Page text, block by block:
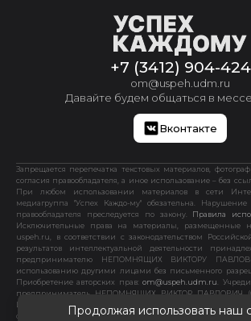
Продолжая использовать наш
+7 (3412) 904-424
om@uspeh.udm.ru
Давайте будем общаться в
Вконтакте
Запрещается перепечатка текстовых материалов,
согласия правообладателя, а иное использование – без
При любом использовании материалов в сети
медиагруппа "Успех Каждо-му" обязательна.
правообладателя преследуется по закону. Правила
Исключительные права на материалы, размещенные
uspeh.ru, в соответствии с законодательством
результатов интеллектуальной деятельности
предпринимателю НЕПОМНЯЩИХ ВИКТОРУ
использованию другими лицами без письменного
Приобретение авторских прав:om@uspeh.udm.ru.
предприниматель НЕПОМНЯЩИХ ВИКТОР ПАВЛОВИЧ
ИНН 183466857505, ОКТМО 94701000). Свидетельство о
физического лица в качестве индивидуального